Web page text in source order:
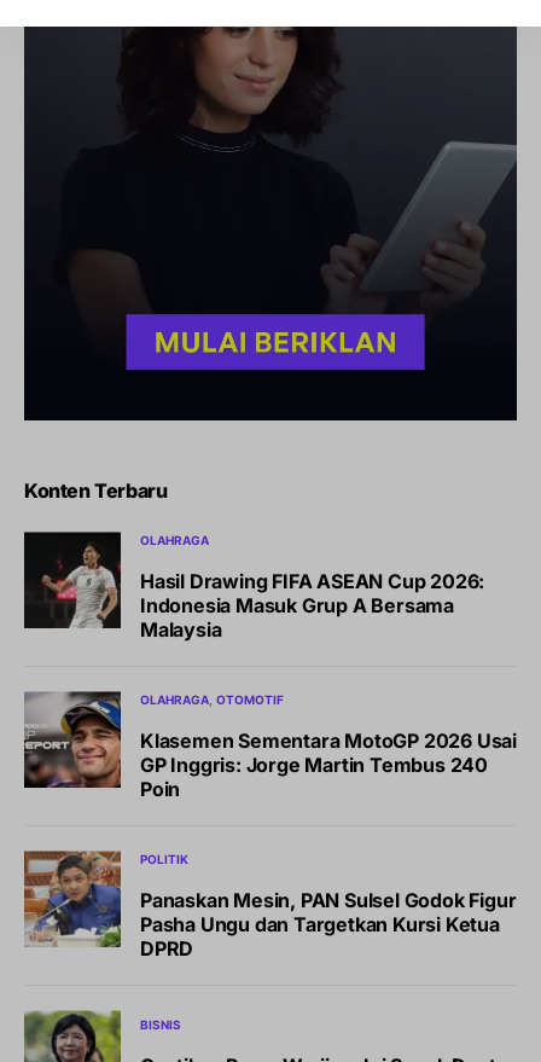
Konten Terbaru
OLAHRAGA
Hasil Drawing FIFA ASEAN Cup 2026:
Indonesia Masuk Grup A Bersama
Malaysia
OLAHRAGA OTOMOTIF
Klasemen Sementara MotoGP 2026 Usai
GP Inggris: Jorge Martin Tembus 240
Poin
POLITIK
Panaskan Mesin, PAN Sulsel Godok Figur
Pasha Ungu dan Targetkan Kursi Ketua
DPRD
BISNIS